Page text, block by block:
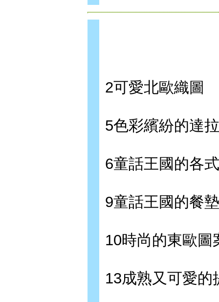
2可愛北歐織圖
5色彩繽紛的達
6童話王國的各
9童話王國的餐
10時尚的東歐圖
13成熟又可愛的